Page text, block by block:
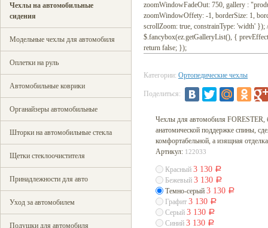
Чехлы на автомобильные
сидения
Модельные чехлы для автомобиля
Оплетки на руль
Автомобильные коврики
Органайзеры автомобильные
Шторки на автомобильные стекла
Щетки стеклоочистителя
Принадлежности для авто
Уход за автомобилем
Подушки для автомобиля
zoomWindowFadeOut: 750, gallery :
zoomWindowOffety: -1, borderSize: 1,
scrollZoom: true, constrainType: 'width'
$.fancybox(ez.getGalleryList(), {
return false; });
Категории: Ортопедические чехлы
Поделиться:
Чехлы для автомобиля FORESTER,
анатомической поддержке спины,
комфортабельной, а изящная
Артикул: 122033
Красный 3 130 Р
Бежевый 3 130 Р
Темно-серый 3 130 Р
Графит 3 130 Р
Серый 3 130 Р
Синий 3 130 Р